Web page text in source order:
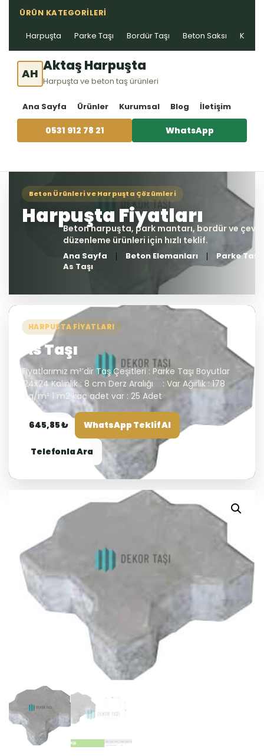
ÜRÜN KATEGORILERI
Harpuşta Parke Taşı Bordür Taşı Beton Saksı Kablo
AH Aktaş Harpuşta
Harpuşta ve beton taş ürünleri
Ana Sayfa Ürünler Kurumsal Blog İletişim
0531 912 78 21 WhatsApp
Ana Sayfa Beton Elemanları
Parke Taşı
As Taşı
HARPUSTA FIYATLARI
As Taşı
Fiyatlarımız m²’dir Taş Çeşitleri : Parke Taşı Boyutlar
:24x24 Kalınlık : 8 cm Derz Aralığı : Var Ağırlık : 178
kg/m² 1 m2 kaç adet var : 25 Adet
645,85 ₺ WhatsApp Teklif Al
Telefonla Ara